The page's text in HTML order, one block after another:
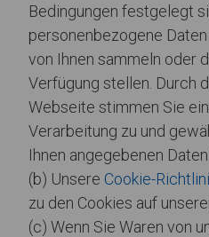
Bedingungen festgelegt
personenbezogene
von Ihnen sammeln oder
Verfügung stellen. Durch
Webseite stimmen Sie
Verarbeitung zu und
Ihnen angegebenen
(b) Unsere Cookie-
zu den Cookies auf
(c) Wenn Sie Waren von